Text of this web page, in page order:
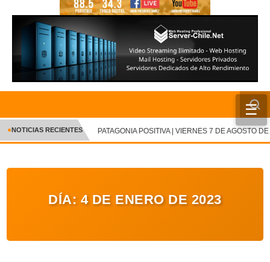
☰
INICIO
CRÓNICA
ENTRETENIMIENTO Y CULTURA
●NOTICIAS RECIENTES PATAGONIA POSITIVA | VIERNES 7 DE AGOSTO DE
DÍA: 4 DE ENERO DE 2023